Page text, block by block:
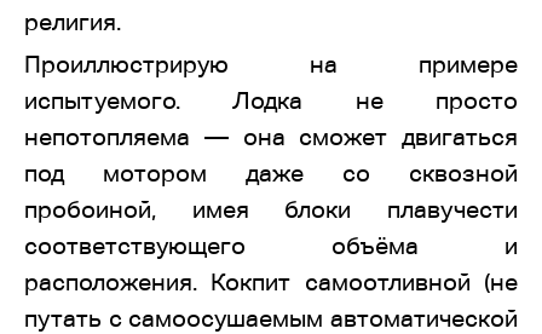
религия.
Проиллюстрирую на примере
испытуемого. Лодка не просто
непотопляема — она сможет двигаться
под мотором даже со сквозной
пробоиной, имея блоки плавучести
соответствующего объёма и
расположения. Кокпит самоотливной (не
путать с самоосушаемым автоматической